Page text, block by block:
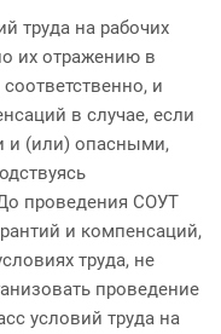
труда на рабочих
их отражению в
и
в случае, если
и (или) опасными,
проведения СОУТ
и компенсаций,
труда, не
проведение
условий труда на